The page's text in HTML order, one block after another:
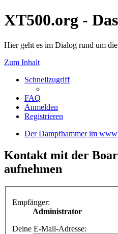
XT500.org -
Hier geht es im Dialog rund um
Zum Inhalt
Schnellzugriff
FAQ
Anmelden
Registrieren
Der Dampfhammer im www
Kontakt mit der
aufnehmen
Empfänger:
Administrator
Deine E-Mail-Adresse: